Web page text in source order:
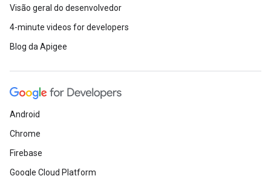
Visão geral do desenvolvedor
4-minute videos for developers
Blog da Apigee
Android
Chrome
Firebase
Google Cloud Platform